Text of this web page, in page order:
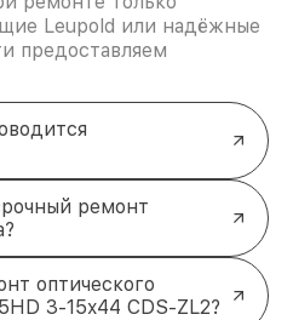
Leupold или надёжные
предоставляем
ремонт
оптического
3-15x44 CDS-ZL2?